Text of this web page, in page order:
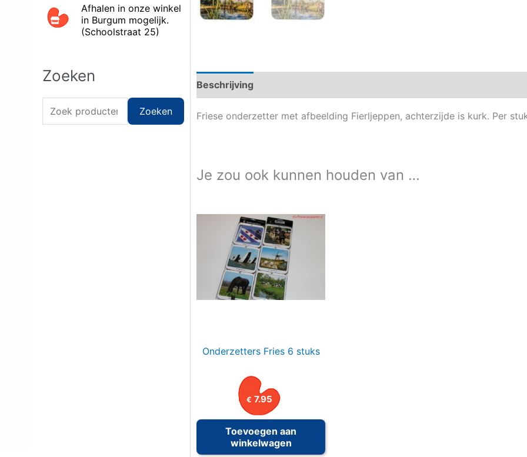
Afhalen in onze winkel
in Burgum mogelijk.
(Schoolstraat 25)
Zoeken
o
Zoeken
Beschrijving
Friese onderzetter met afbeelding Fierljeppen, achterzijde is kurk. Per
Je zou ook kunnen houden van …
Onderzetters Fries 6 stuks
€ 7.95
Toevoegen aan
winkelwagen